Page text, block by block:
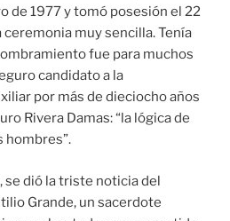
de 1977 y tomó posesión el 22
muy sencilla. Tenía
fue para muchos
candidato a la
por más de dieciocho años
Rivera Damas: “la lógica de
hombres”.
se dió la triste noticia del
Grande, un sacerdote